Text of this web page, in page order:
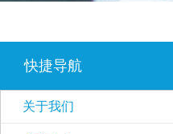
快捷导航
关于我们